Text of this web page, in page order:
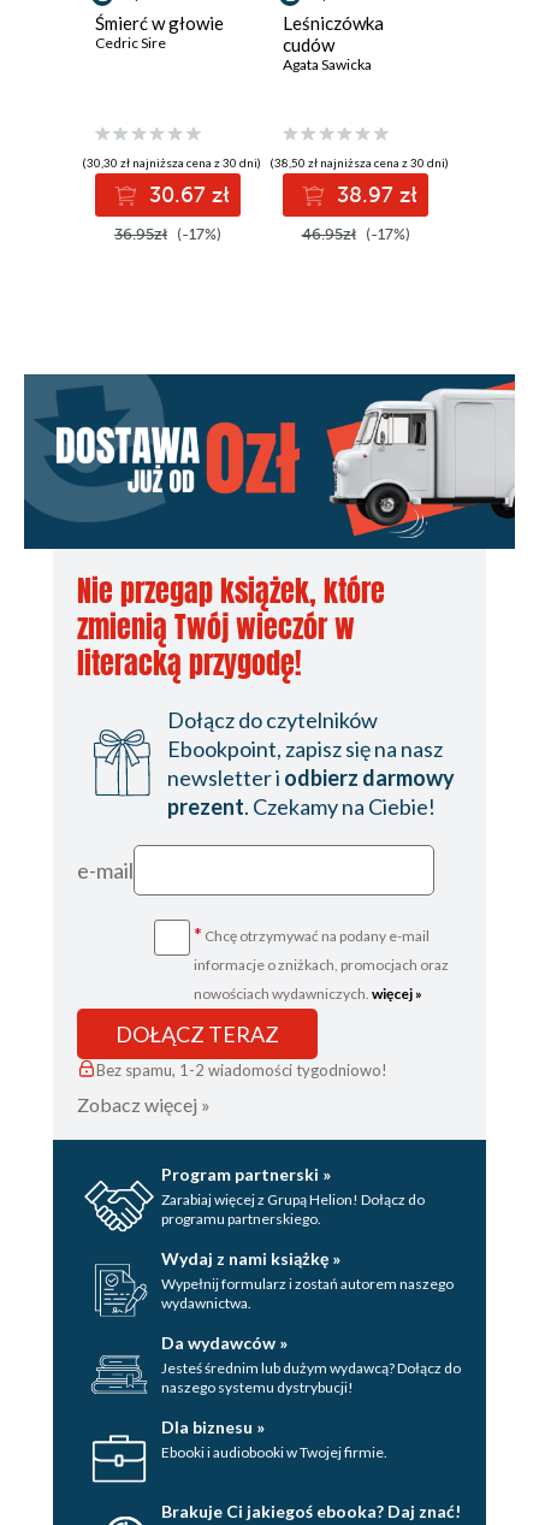
Śmierć w głowie
Cedric Sire
(30,30 zł najniższa cena z 30 dni)
30.67 zł
36.95zł (-17%)
Leśniczówka
cudów
Agata Sawicka
(38,50 zł najniższa cena z 30 dni)
38.97 zł
46.95zł (-17%)
Nie przegap książek, które
zmienią Twój wieczór w
literacką przygodę!
Dołącz do czytelników
Ebookpoint, zapisz się na nasz
newsletter i odbierz darmowy
prezent. Czekamy na Ciebie!
e-mail
* Chcę otrzymywać na podany e-mail
informacje o zniżkach, promocjach oraz
nowościach wydawniczych. więcej »
DOŁĄCZ TERAZ
Bez spamu, 1-2 wiadomości tygodniowo!
Zobacz więcej »
Program partnerski »
Zarabiaj więcej z Grupą Helion! Dołącz do
programu partnerskiego.
Wydaj z nami książkę »
Wypełnij formularz i zostań autorem naszego
wydawnictwa.
Da wydawców »
Jesteś średnim lub dużym wydawcą? Dołącz do
naszego systemu dystrybucji!
Dla biznesu »
Ebooki i audiobooki w Twojej firmie.
Brakuje Ci jakiegoś ebooka? Daj znać!